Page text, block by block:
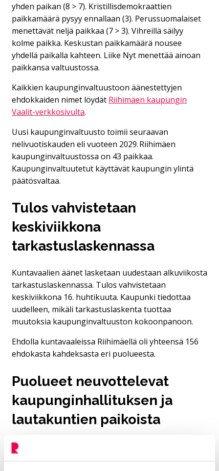
yhden paikan (8 > 7). Kristillisdemokraattien
paikkamäärä pysyy ennallaan (3). Perussuomalaiset
menettävät neljä paikkaa (7 > 3). Vihreillä säilyy
kolme paikka. Keskustan paikkamäärä nousee
yhdellä paikalla kahteen. Liike Nyt menettää ainoan
paikkansa valtuustossa.
Kaikkien kaupunginvaltuustoon äänestettyjen
ehdokkaiden nimet löydät Riihimäen kaupungin
Vaalit-verkkosivulta.
Uusi kaupunginvaltuusto toimii seuraavan
nelivuotiskauden eli vuoteen 2029. Riihimäen
kaupunginvaltuustossa on 43 paikkaa.
Kaupunginvaltuutetut käyttävät kaupungin ylintä
päätösvaltaa.
Tulos vahvistetaan
keskiviikkona
tarkastuslaskennassa
Kuntavaalien äänet lasketaan uudestaan alkuviikosta
tarkastuslaskennassa. Tulos vahvistetaan
keskiviikkona 16. huhtikuuta. Kaupunki tiedottaa
uudelleen, mikäli tarkastuslaskenta tuottaa
muutoksia kaupunginvaltuuston kokoonpanoon.
Ehdolla kuntavaaleissa Riihimäellä oli yhteensä 156
ehdokasta kahdeksasta eri puolueesta.
Puolueet neuvottelevat
kaupunginhallituksen ja
lautakuntien paikoista
Kuntavaaleissa selviää suoraan
kaupunginvaltuuston jäsenistö.